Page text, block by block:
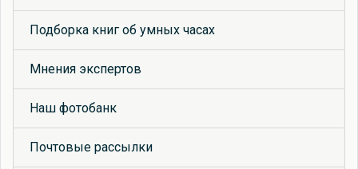
Подборка книг об умных часах
Мнения экспертов
Наш фотобанк
Почтовые рассылки